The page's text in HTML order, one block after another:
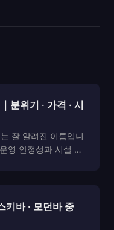
분위기 · 가격 · 시
잘 알려진 이름입니
영 안정성과 시설 완
키바 · 모던바 중